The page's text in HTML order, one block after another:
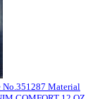
No.351287 Material